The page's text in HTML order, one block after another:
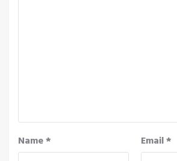
Name* Email*